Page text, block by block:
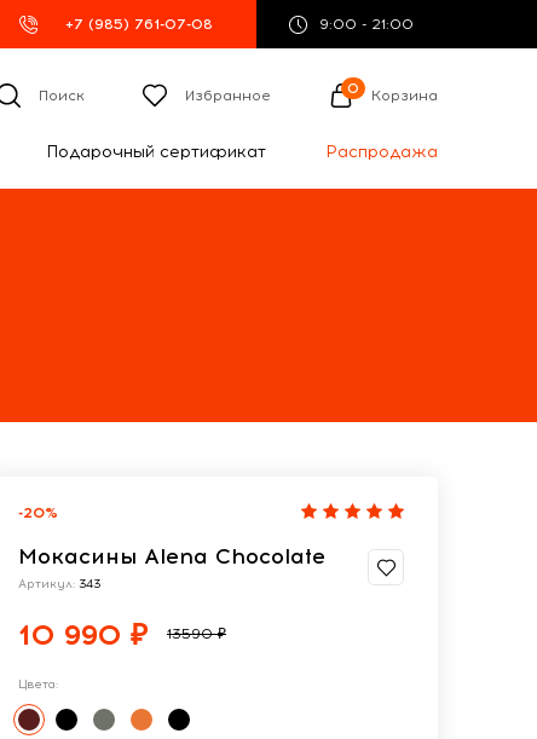
+7 (985) 761-07-08 9:00 - 21:00
Поиск Избранное 0 Корзина
Подарочный сертификат Распродажа
-20%
Мокасины Alena Chocolate
Артикул: 343
10 990 ₽ 13590 ₽
Цвета: